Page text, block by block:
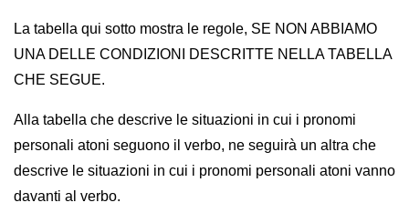
La tabella qui sotto mostra le regole, SE NON ABBIAMO
UNA DELLE CONDIZIONI DESCRITTE NELLA TABELLA
CHE SEGUE.
Alla tabella che descrive le situazioni in cui i pronomi
personali atoni seguono il verbo, ne seguirà un altra che
descrive le situazioni in cui i pronomi personali atoni vanno
davanti al verbo.